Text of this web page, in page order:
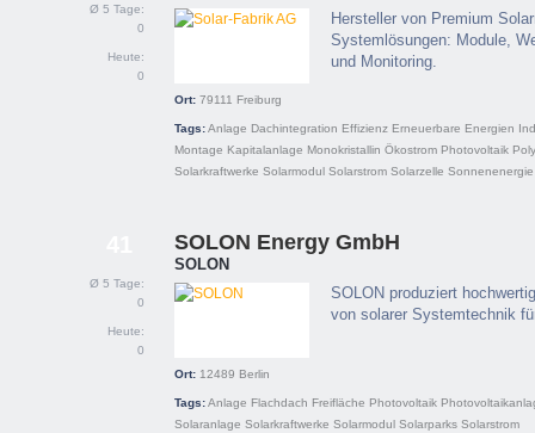
Ø 5 Tage:
0
Heute:
0
Hersteller von Premium
Systemlösungen: Module,
und Monitoring.
Ort: 79111 Freiburg
Tags:Anlage Dachintegration Effizienz Erneuerbare Energien
Montage Kapitalanlage Monokristallin Ökostrom Photovoltaik
Solarkraftwerke Solarmodul Solarstrom Solarzelle Sonnenenergie
Ø 5 Tage:
0
Heute:
0
SOLON Energy GmbH
SOLON
SOLON produziert
von solarer Systemtechnik
Ort: 12489 Berlin
Tags:Anlage Flachdach Freifläche Photovoltaik
Solaranlage Solarkraftwerke Solarmodul Solarparks Solarstrom